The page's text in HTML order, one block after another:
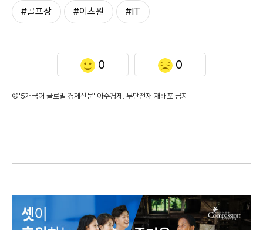
#골프장 #이츠원 #IT
0 0
©'5개국어 글로벌 경제신문' 아주경제. 무단전재·재배포 금지